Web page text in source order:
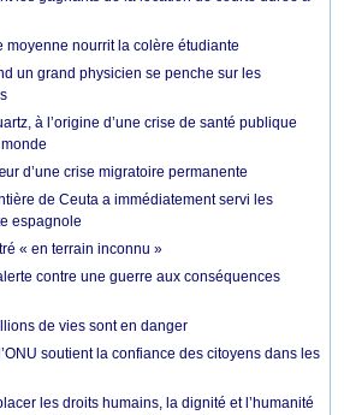
moyenne nourrit la colère étudiante
un grand physicien se penche sur les
à l’origine d’une crise de santé publique
d’une crise migratoire permanente
de Ceuta a immédiatement servi les
espagnole
« en terrain inconnu »
contre une guerre aux conséquences
de vies sont en danger
soutient la confiance des citoyens dans les
les droits humains, la dignité et l’humanité